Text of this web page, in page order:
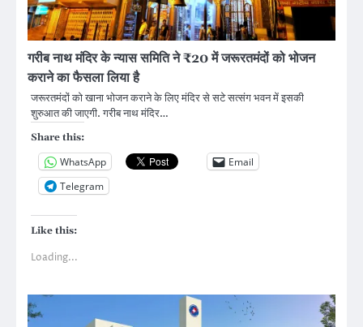
गरीब नाथ मंदिर के न्यास समिति ने ₹20 में जरूरतमंदों को भोजन
कराने का फैसला लिया है
जरूरतमंदों को खाना भोजन कराने के लिए मंदिर से सटे सत्संग भवन में इसकी
शुरुआत की जाएगी. गरीब नाथ मंदिर…
Share this:
WhatsApp
Email
Telegram
Like this:
Loading...